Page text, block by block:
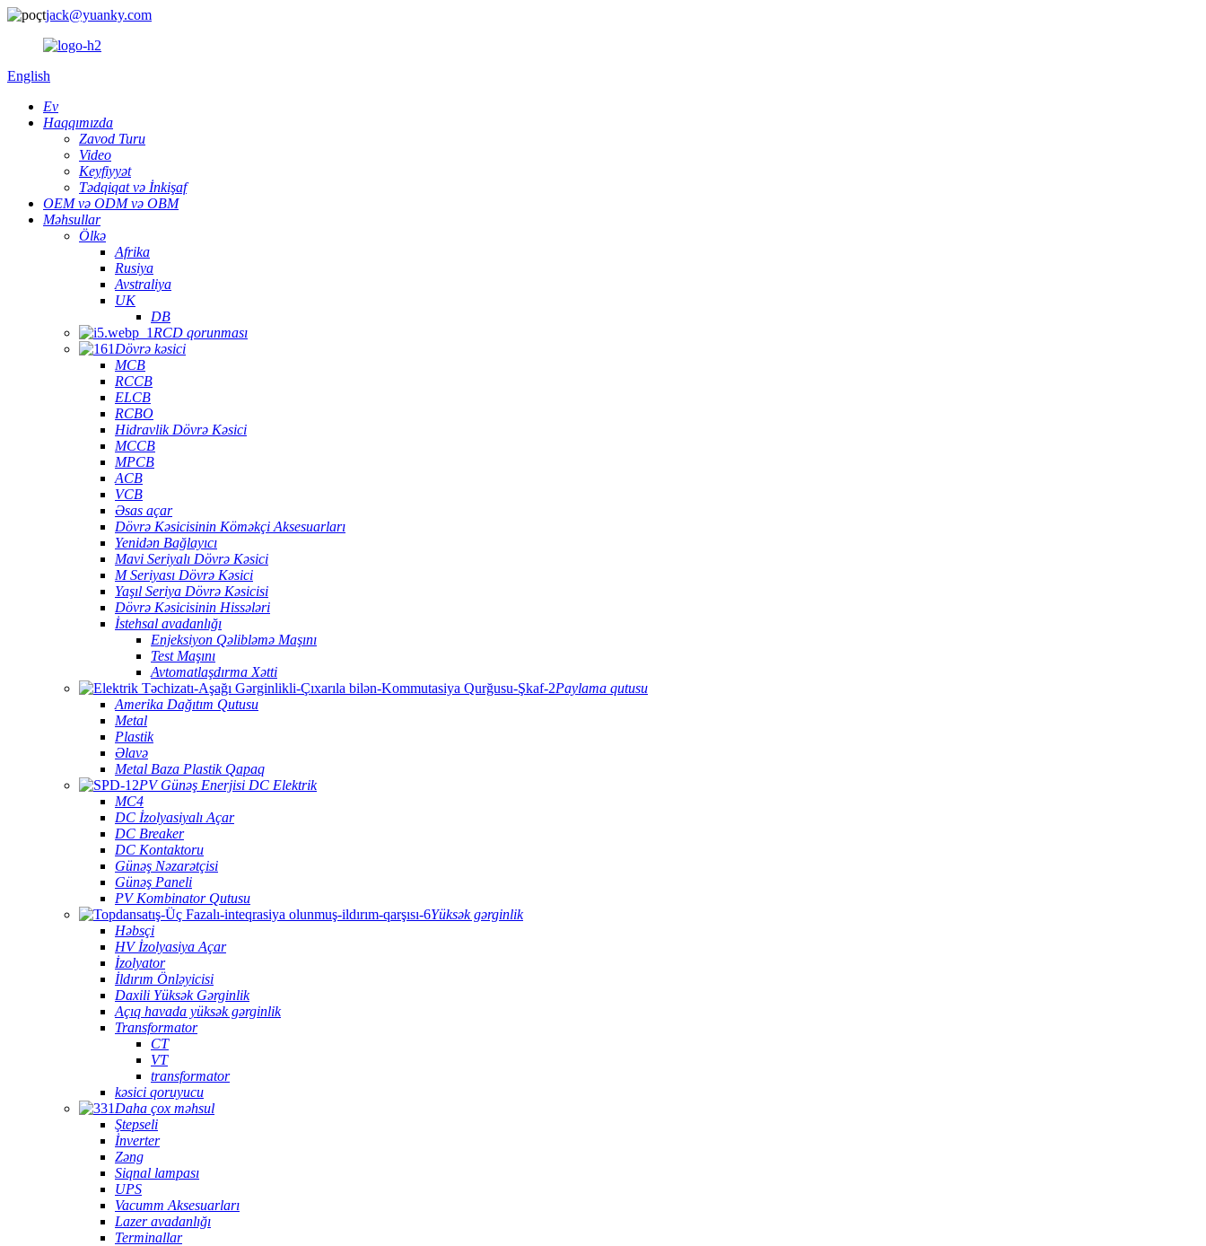
jack@yuanky.com
English
Ev
Haqqımızda
Zavod Turu
Video
Keyfiyyət
Tədqiqat və İnkişaf
OEM və ODM və OBM
Məhsullar
Ölkə
Afrika
Rusiya
Avstraliya
UK
DB
RCD qorunması
Dövrə kəsici
MCB
RCCB
ELCB
RCBO
Hidravlik Dövrə Kəsici
MCCB
MPCB
ACB
VCB
Əsas açar
Dövrə Kəsicisinin Köməkçi Aksesuarları
Yenidən Bağlayıcı
Mavi Seriyalı Dövrə Kəsici
M Seriyası Dövrə Kəsici
Yaşıl Seriya Dövrə Kəsicisi
Dövrə Kəsicisinin Hissələri
İstehsal avadanlığı
Enjeksiyon Qəlibləmə Maşını
Test Maşını
Avtomatlaşdırma Xətti
Paylama qutusu
Amerika Dağıtım Qutusu
Metal
Plastik
Əlavə
Metal Baza Plastik Qapaq
PV Günəş Enerjisi DC Elektrik
MC4
DC İzolyasiyalı Açar
DC Breaker
DC Kontaktoru
Günəş Nəzarətçisi
Günəş Paneli
PV Kombinator Qutusu
Yüksək gərginlik
Həbsçi
HV İzolyasiya Açar
İzolyator
İldırım Önləyicisi
Daxili Yüksək Gərginlik
Açıq havada yüksək gərginlik
Transformator
CT
VT
transformator
kəsici qoruyucu
Daha çox məhsul
Ştepseli
İnverter
Zəng
Siqnal lampası
UPS
Vacumm Aksesuarları
Lazer avadanlığı
Terminallar